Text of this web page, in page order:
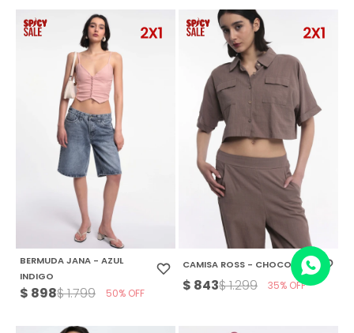
BERMUDA JANA - AZUL
INDIGO
$ 898$1.799 50
CAMISA ROSS - CHOCOLATE
$ 843$1.299 35